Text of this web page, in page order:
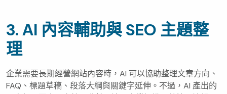
3. AI 內容輔助與 SEO 主題整
理
企業需要長期經營網站內容時，AI 可以協助整理文章方向、
FAQ、標題草稿、段落大綱與關鍵字延伸。不過，AI 產出的